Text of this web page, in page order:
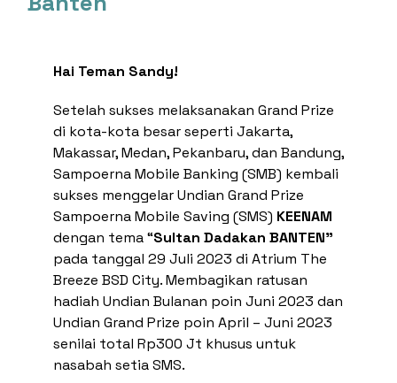
Top Up E-Wallet
Transaksi Terjadwal
Kirim ke Teman
Transaksi Tanpa Kartu
Hai Teman Sandy!
Setelah sukses melaksanakan Grand Prize
di kota-kota besar seperti Jakarta,
Makassar, Medan, Pekanbaru, dan Bandung,
Sampoerna Mobile Banking (SMB) kembali
sukses menggelar Undian Grand Prize
Sampoerna Mobile Saving (SMS) KEENAM
dengan tema “Sultan Dadakan BANTEN”
pada tanggal 29 Juli 2023 di Atrium The
Breeze BSD City. Membagikan ratusan
hadiah Undian Bulanan poin Juni 2023 dan
Undian Grand Prize poin April – Juni 2023
senilai total Rp300 Jt khusus untuk
nasabah setia SMS.